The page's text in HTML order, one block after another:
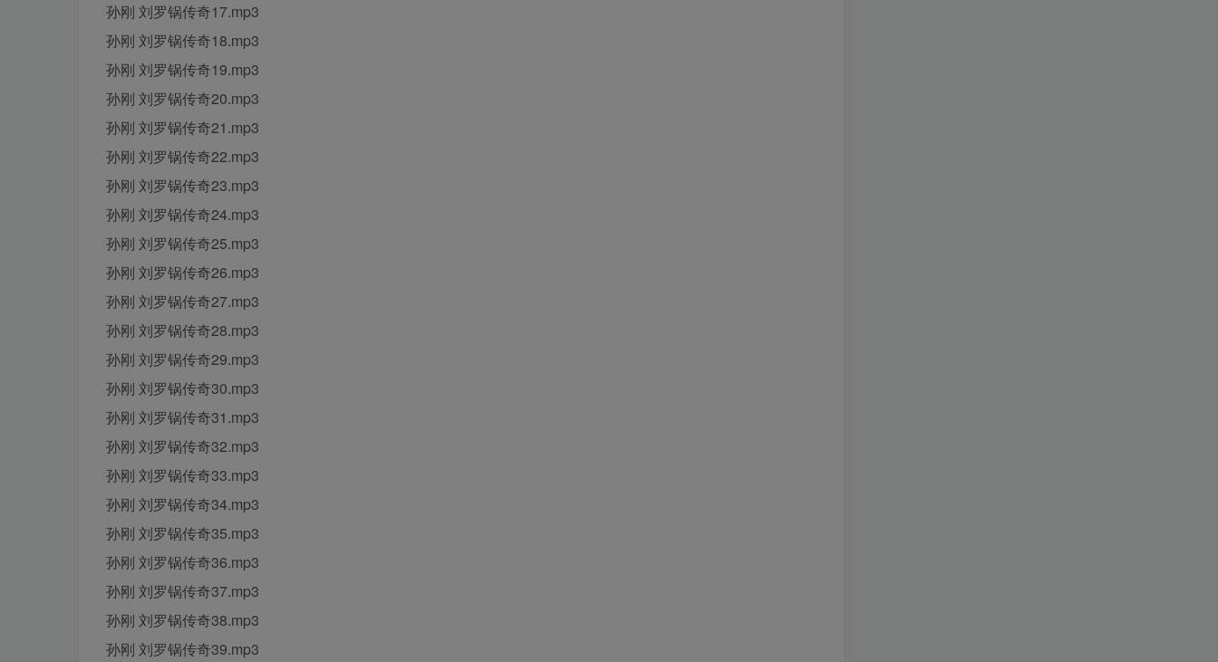
孙刚 刘罗锅传奇17.mp3
孙刚 刘罗锅传奇18.mp3
孙刚 刘罗锅传奇19.mp3
孙刚 刘罗锅传奇20.mp3
孙刚 刘罗锅传奇21.mp3
孙刚 刘罗锅传奇22.mp3
孙刚 刘罗锅传奇23.mp3
孙刚 刘罗锅传奇24.mp3
孙刚 刘罗锅传奇25.mp3
孙刚 刘罗锅传奇26.mp3
孙刚 刘罗锅传奇27.mp3
孙刚 刘罗锅传奇28.mp3
孙刚 刘罗锅传奇29.mp3
孙刚 刘罗锅传奇30.mp3
孙刚 刘罗锅传奇31.mp3
孙刚 刘罗锅传奇32.mp3
孙刚 刘罗锅传奇33.mp3
孙刚 刘罗锅传奇34.mp3
孙刚 刘罗锅传奇35.mp3
孙刚 刘罗锅传奇36.mp3
孙刚 刘罗锅传奇37.mp3
孙刚 刘罗锅传奇38.mp3
孙刚 刘罗锅传奇39.mp3